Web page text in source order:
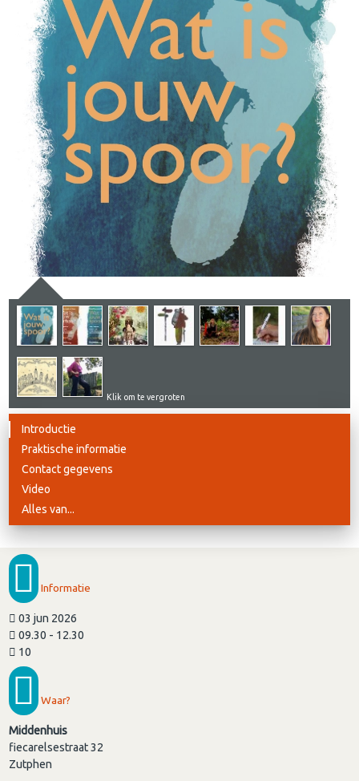
Klik om te vergroten
Introductie
Praktische informatie
Contact gegevens
Video
Alles van...
Informatie
03 jun 2026
09.30 - 12.30
10
Waar?
Middenhuis
fiecarelsestraat 32
Zutphen